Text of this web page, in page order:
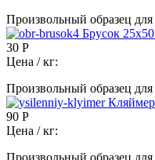
Произвольный образец
Брусок
30 Р
Цена / кг:
Произвольный образец
90 Р
Цена / кг:
Произвольный образец